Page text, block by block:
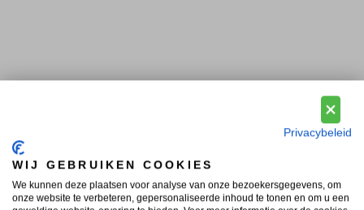
Privacybeleid
WIJ GEBRUIKEN COOKIES
We kunnen deze plaatsen voor analyse van onze bezoekersgegevens, om
onze website te verbeteren, gepersonaliseerde inhoud te tonen en om u een